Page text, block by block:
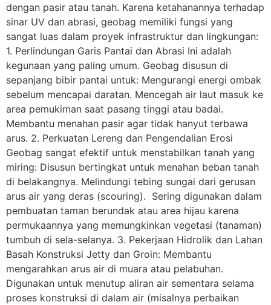
dengan pasir atau tanah. Karena ketahanannya terhadap
sinar UV dan abrasi, geobag memiliki fungsi yang
sangat luas dalam proyek infrastruktur dan lingkungan:
1. Perlindungan Garis Pantai dan Abrasi Ini adalah
kegunaan yang paling umum. Geobag disusun di
sepanjang bibir pantai untuk: Mengurangi energi ombak
sebelum mencapai daratan. Mencegah air laut masuk ke
area pemukiman saat pasang tinggi atau badai.
Membantu menahan pasir agar tidak hanyut terbawa
arus. 2. Perkuatan Lereng dan Pengendalian Erosi
Geobag sangat efektif untuk menstabilkan tanah yang
miring: Disusun bertingkat untuk menahan beban tanah
di belakangnya. Melindungi tebing sungai dari gerusan
arus air yang deras (scouring). Sering digunakan dalam
pembuatan taman berundak atau area hijau karena
permukaannya yang memungkinkan vegetasi (tanaman)
tumbuh di sela-selanya. 3. Pekerjaan Hidrolik dan Lahan
Basah Konstruksi Jetty dan Groin: Membantu
mengarahkan arus air di muara atau pelabuhan.
Digunakan untuk menutup aliran air sementara selama
proses konstruksi di dalam air (misalnya perbaikan